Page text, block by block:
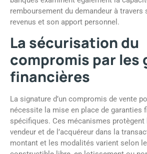
remboursement du demandeur à
revenus et son apport personnel.
La sécurisation du
compromis par les
financières
La signature d’un compromis de vente
nécessite la mise en place de garanties
spécifiques. Ces mécanismes
vendeur et de l’acquéreur dans la
montant et les modalités varient selon